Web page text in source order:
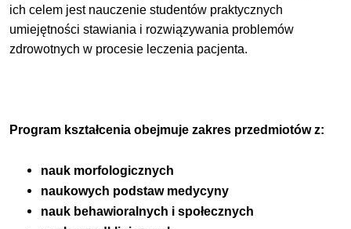
ich celem jest nauczenie studentów praktycznych
umiejętności stawiania i rozwiązywania problemów
zdrowotnych w procesie leczenia pacjenta.
Program kształcenia obejmuje zakres przedmiotów z:
nauk morfologicznych
naukowych podstaw medycyny
nauk behawioralnych i społecznych